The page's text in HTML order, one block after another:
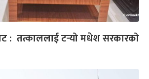
: तत्काललाई टर्‍यो मधेश सरकारको